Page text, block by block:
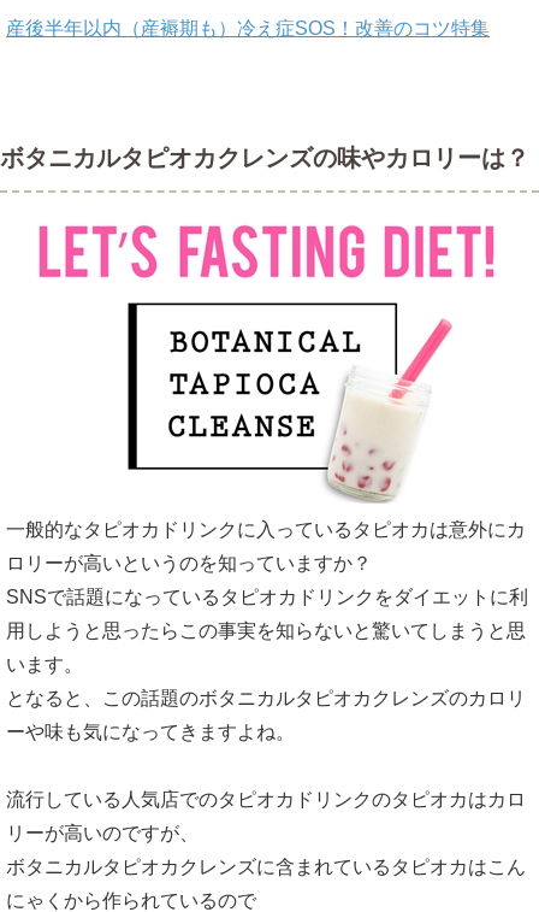
産後半年以内（産褥期も）冷え症SOS！改善のコツ特集
ボタニカルタピオカクレンズの味やカロリーは？
一般的なタピオカドリンクに入っているタピオカは意外にカ
ロリーが高いというのを知っていますか？
SNSで話題になっているタピオカドリンクをダイエットに利
用しようと思ったらこの事実を知らないと驚いてしまうと思
います。
となると、この話題のボタニカルタピオカクレンズのカロリ
ーや味も気になってきますよね。
流行している人気店でのタピオカドリンクのタピオカはカロ
リーが高いのですが、
ボタニカルタピオカクレンズに含まれているタピオカはこん
にゃくから作られているので